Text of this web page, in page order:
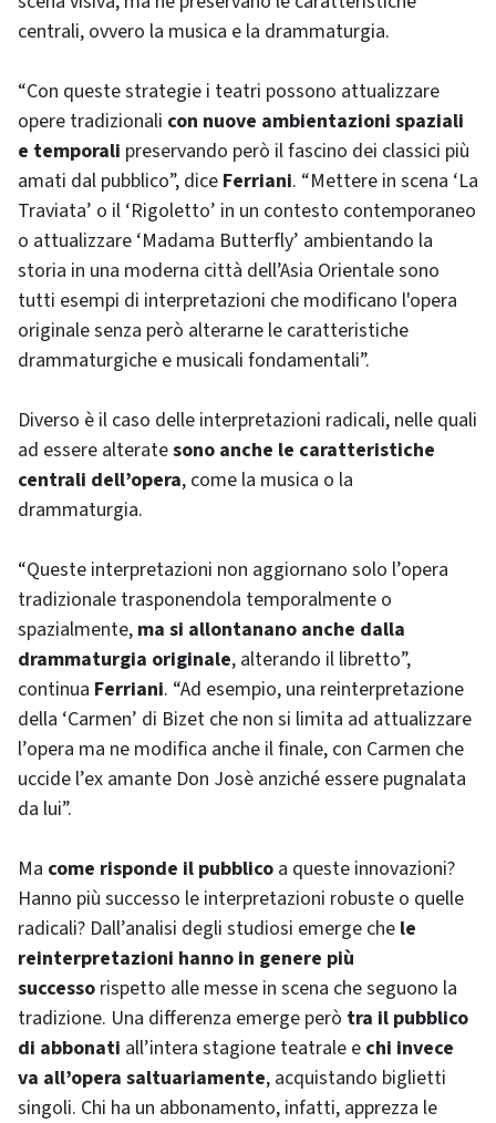
centrali, ovvero la musica e la drammaturgia.
“Con queste strategie i teatri possono attualizzare
opere tradizionali con nuove ambientazioni spaziali
e temporali preservando però il fascino dei classici più
amati dal pubblico”, dice Ferriani. “Mettere in scena ‘La
Traviata’ o il ‘Rigoletto’ in un contesto contemporaneo
o attualizzare ‘Madama Butterfly’ ambientando la
storia in una moderna città dell’Asia Orientale sono
tutti esempi di interpretazioni che modificano l'opera
originale senza però alterarne le caratteristiche
drammaturgiche e musicali fondamentali”.
Diverso è il caso delle interpretazioni radicali, nelle quali
ad essere alteratesono anche le caratteristiche
centrali dell’opera, come la musica o la
drammaturgia.
“Queste interpretazioni non aggiornano solo l’opera
tradizionale trasponendola temporalmente o
spazialmente, ma si allontanano anche dalla
drammaturgia originale, alterando il libretto”,
continua Ferriani. “Ad esempio, una reinterpretazione
della ‘Carmen’ di Bizet che non si limita ad attualizzare
l’opera ma ne modifica anche il finale, con Carmen che
uccide l’ex amante Don Josè anziché essere pugnalata
da lui”.
Ma come risponde il pubblico a queste innovazioni?
Hanno più successo le interpretazioni robuste o quelle
radicali? Dall’analisi degli studiosi emerge che le
reinterpretazioni hanno in genere più
successo rispetto alle messe in scena che seguono la
tradizione. Una differenza emerge però tra il pubblico
di abbonati all’intera stagione teatrale e chi invece
va all’opera saltuariamente, acquistando biglietti
singoli. Chi ha un abbonamento, infatti, apprezza le